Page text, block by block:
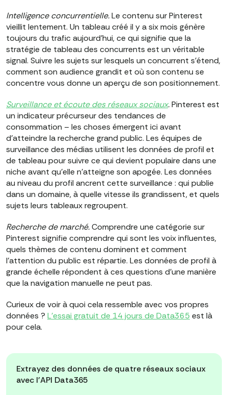
Intelligence concurrentielle.Le contenu sur Pinterest
vieillit lentement. Un tableau créé il y a six mois génère
toujours du trafic aujourd'hui, ce qui signifie que la
stratégie de tableau des concurrents est un véritable
signal. Suivre les sujets sur lesquels un concurrent s'étend,
comment son audience grandit et où son contenu se
concentre vous donne un aperçu de son positionnement.
Surveillance et écoute des réseaux sociaux.Pinterest est
un indicateur précurseur des tendances de
consommation – les choses émergent ici avant
d'atteindre la recherche grand public. Les équipes de
surveillance des médias utilisent les données de profil et
de tableau pour suivre ce qui devient populaire dans une
niche avant qu'elle n'atteigne son apogée. Les données
au niveau du profil ancrent cette surveillance : qui publie
dans un domaine, à quelle vitesse ils grandissent, et quels
sujets leurs tableaux regroupent.
Recherche de marché.Comprendre une catégorie sur
Pinterest signifie comprendre qui sont les voix influentes,
quels thèmes de contenu dominent et comment
l'attention du public est répartie. Les données de profil à
grande échelle répondent à ces questions d'une manière
que la navigation manuelle ne peut pas.
Curieux de voir à quoi cela ressemble avec vos propres
données ? L'essai gratuit de 14 jours de Data365 est là
pour cela.
Extrayez des données de quatre réseaux sociaux
avec l'API Data365